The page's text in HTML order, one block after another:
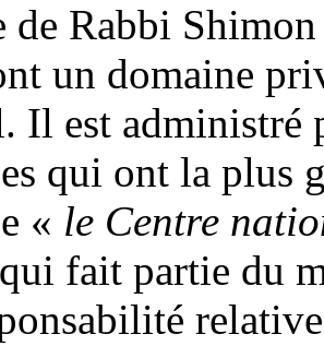
de Rabbi Shimon
un domaine
. Il est administré
qui ont la plus
« le Centre
fait partie du